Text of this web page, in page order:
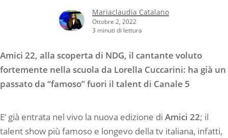
Mariaclaudia Catalano
Ottobre 2, 2022
3 minuti di lettura
Amici 22, alla scoperta di NDG, il cantante voluto
fortemente nella scuola da Lorella Cuccarini: ha già un
passato da “famoso” fuori il talent di Canale 5
E’ già entrata nel vivo la nuova edizione di Amici 22; il
talent show più famoso e longevo della tv italiana, infatti,